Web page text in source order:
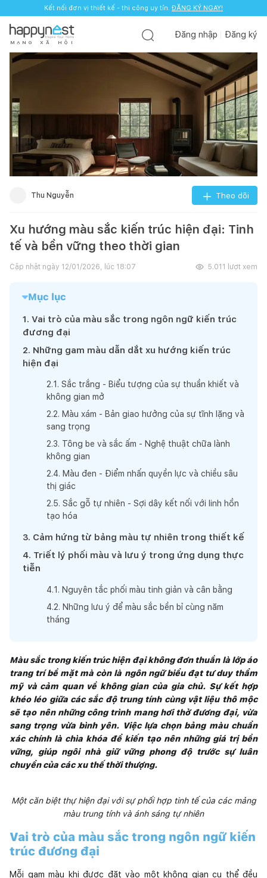
Kết nối đơn vị thiết kế - thi công uy tín. ĐĂNG KÝ NGAY!
M Ạ N G X Ã H Ộ I
Đăng nhập Đăng ký
Thu Nguyễn Theo dõi
Xu hướng màu sắc kiến trúc hiện đại: Tinh
tế và bền vững theo thời gian
Cập nhật ngày 12/01/2026, lúc 18:07 5.011 lượt xem
Mục lục
1. Vai trò của màu sắc trong ngôn ngữ kiến trúc
đương đại
2. Những gam màu dẫn dắt xu hướng kiến trúc
hiện đại
2.1 . Sắc trắng - Biểu tượng của sự thuần khiết và
không gian mở
2.2. Màu xám - Bản giao hưởng của sự tĩnh lặng và
sang trọng
2.3. Tông be và sắc ấm - Nghệ thuật chữa lành
không gian
2.4. Màu đen - Điểm nhấn quyền lực và chiều sâu
thị giác
2.5. Sắc gỗ tự nhiên - Sợi dây kết nối với linh hồn
tạo hóa
3. Cảm hứng từ bảng màu tự nhiên trong thiết kế
4. Triết lý phối màu và lưu ý trong ứng dụng thực
tiễn
4.1 . Nguyên tắc phối màu tinh giản và cân bằng
4.2. Những lưu ý để màu sắc bền bỉ cùng năm
tháng
Màu sắc trong kiến trúc hiện đại không đơn thuần là lớp áo
trang trí bề mặt mà còn là ngôn ngữ biểu đạt tư duy thẩm
mỹ và cảm quan về không gian của gia chủ. Sự kết hợp
khéo léo giữa các sắc độ trung tính cùng vật liệu thô mộc
sẽ tạo nên những công trình mang hơi thở đương đại, vừa
sang trọng vừa bình yên. Việc lựa chọn bảng màu chuẩn
xác chính là chìa khóa để kiến tạo nên những giá trị bền
vững, giúp ngôi nhà giữ vững phong độ trước sự luân
chuyển của các xu thế thời thượng.
Một căn biệt thự hiện đại với sự phối hợp tinh tế của các mảng
màu trung tính và ánh sáng tự nhiên
Vai trò của màu sắc trong ngôn ngữ kiến
trúc đương đại
Mỗi gam màu khi được đặt vào một không gian cụ thể đều